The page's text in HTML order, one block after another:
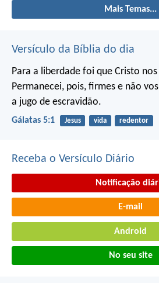
Mais Temas...
Versículo da Bíblia do dia
Para a liberdade foi que Cristo
Permanecei, pois, firmes e não
a jugo de escravidão.
Gálatas 5:1 Jesus vida redentor
Receba o Versículo Diário
Notificação
E-mail
Android
No seu site